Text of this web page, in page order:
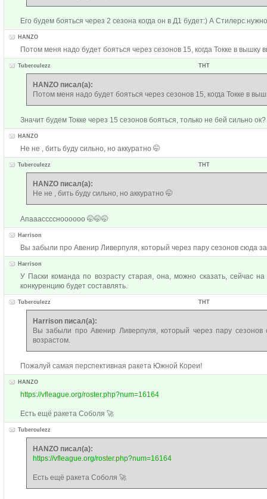
Его будем бояться через 2 сезона когда он в Д1 будет:) А Стилерс
HANZO
Потом меня надо будет бояться через сезонов 15, когда Токке в вышку
Tuberculezz ТНТ
HANZO писал(а):
Потом меня надо будет бояться через сезонов 15, когда Токке в
Значит будем Токке через 15 сезонов бояться, только не бей сильно
HANZO
Не не , бить буду сильно, но аккуратно 🤭
Tuberculezz ТНТ
HANZO писал(а):
Не не , бить буду сильно, но аккуратно 🤭
Апааассссноооооо 🤭🤭🤭
Harrison
Вы забыли про Авенир Ливерпуля, который через пару сезонов сюда
Harrison
У Паски команда по возрасту старая, она, можно сказать, сейчас
конкуренцию будет составлять.
Tuberculezz ТНТ
Harrison писал(а):
Вы забыли про Авенир Ливерпуля, который через пару
возрастом.
Пожалуй самая перспективная ракета Южной Кореи!
HANZO
https://vfleague.org/roster.php?num=16164
Есть ещё ракета Соболя 🚀
Tuberculezz
HANZO писал(а):
https://vfleague.org/roster.php?num=16164
Есть ещё ракета Соболя 🚀